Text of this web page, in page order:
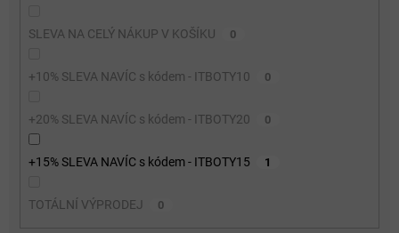
SLEVA NA CELÝ NÁKUP V KOŠÍKU 0
+10% SLEVA NAVÍC s kódem - ITBOTY10 0
+20% SLEVA NAVÍC s kódem - ITBOTY20 0
+15% SLEVA NAVÍC s kódem - ITBOTY15 1
TOTÁLNÍ VÝPRODEJ 0